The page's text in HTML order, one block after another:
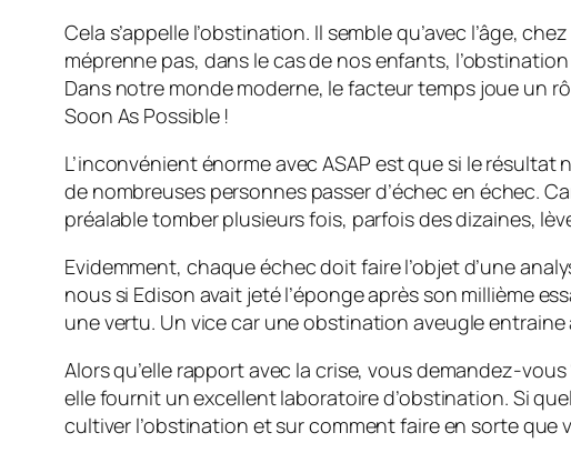
Cela s’appelle l’obstination. Il semble qu’avec l’âge,
méprenne pas, dans le cas de nos enfants,
Dans notre monde moderne, le facteur temps joue un
Soon As Possible !
L’inconvénient énorme avec ASAP est que si le
de nombreuses personnes passer d’échec en échec.
préalable tomber plusieurs fois, parfois des dizaines,
Evidemment, chaque échec doit faire l’objet d’une
nous si Edison avait jeté l’éponge après son millième
une vertu. Un vice car une obstination aveugle
Alors qu’elle rapport avec la crise, vous demandez-
elle fournit un excellent laboratoire d’obstination. Si
cultiver l’obstination et sur comment faire en sorte